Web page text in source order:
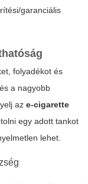
garanciális
folyadékot és
a nagyobb
az e-cigarette
egy adott tankot
lehet.